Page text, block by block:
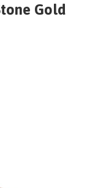
Gold